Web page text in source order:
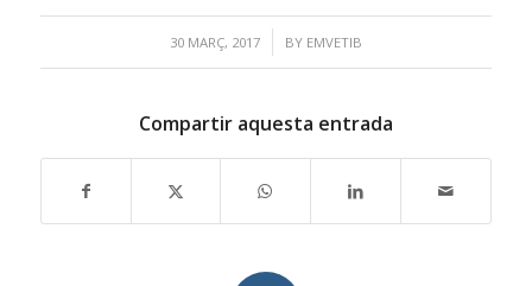
30 MARÇ, 2017
/ BY EMVETIB
Compartir aquesta entrada